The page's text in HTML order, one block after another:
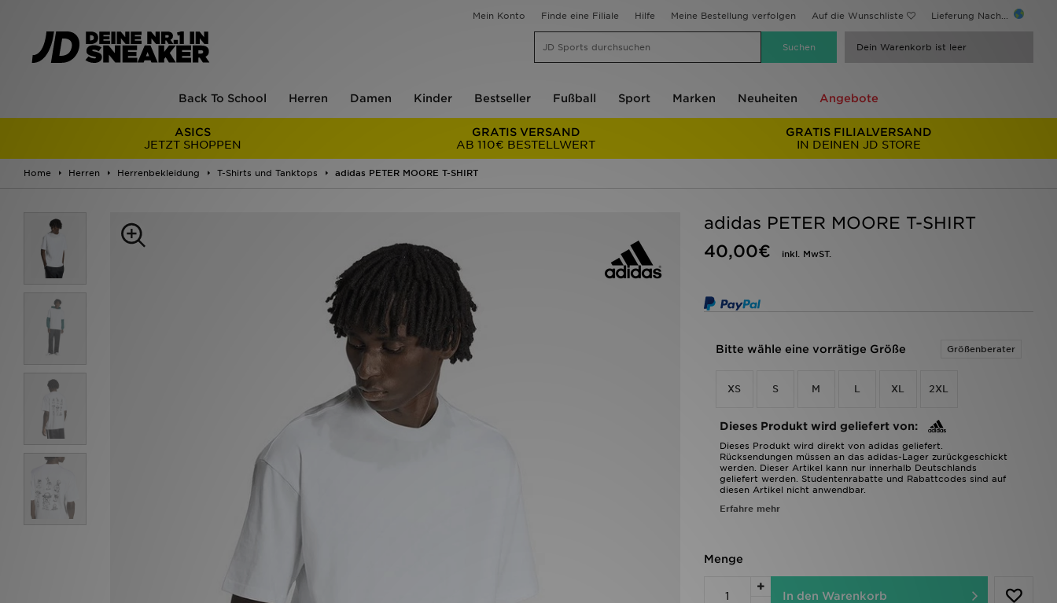
Mein Konto Finde eine Filiale Hilfe Meine Bestellung verfolgen Auf die Wunschliste Lieferung Nach...
Dein Warenkorb ist leer
Back To School Herren Damen Kinder Bestseller Fußball Sport Marken Neuheiten Angebote
ASICS
JETZT SHOPPEN
GRATIS VERSAND
AB 110€ BESTELLWERT
GRATIS FILIALVERSAND
IN DEINEN JD STORE
Home Herren Herrenbekleidung T-Shirts und Tanktops adidas PETER MOORE T-SHIRT
adidas PETER MOORE T-SHIRT
40,00€
inkl. MwST.
Bitte wähle eine vorrätige Größe Größenberater
XS S M L XL 2XL
Dieses Produkt wird geliefert von:
Dieses Produkt wird direkt von adidas geliefert.
Rücksendungen müssen an das adidas-Lager zurückgeschickt
werden. Dieser Artikel kann nur innerhalb Deutschlands
geliefert werden. Studentenrabatte und Rabattcodes sind auf
diesen Artikel nicht anwendbar.
Erfahre mehr
Menge
In den Warenkorb